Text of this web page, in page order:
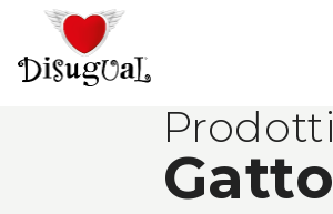
Prodotti
Gatto